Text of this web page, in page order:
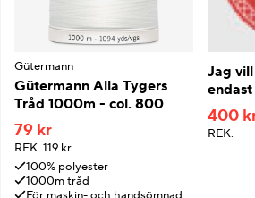
Gütermann
Gütermann Alla Tygers
Tråd 1000m - col. 800
79 kr
REK. 119 kr
100% polyester
1000m tråd
För maskin- och handsömnad
Jag
400
REK.